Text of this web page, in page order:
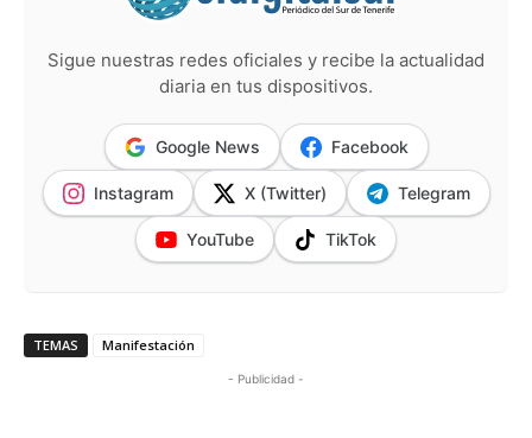
Sigue nuestras redes oficiales y recibe la actualidad
diaria en tus dispositivos.
Google News Facebook
Instagram X (Twitter) Telegram
YouTube TikTok
TEMAS Manifestación
- Publicidad -